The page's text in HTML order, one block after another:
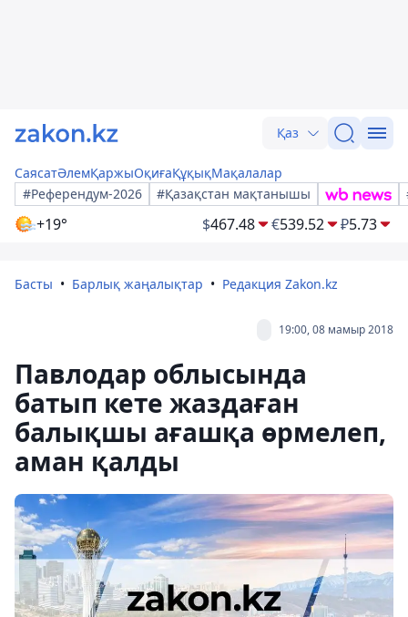
Қаз
СаясатӘлемҚаржыОқиғаҚұқықМақалалар
#Референдум-2026
#Қазақстан мақтанышы
+19° $467.48 €539.52 ₽5.73
Басты Барлық жаңалықтар Редакция Zakon.kz
19:00, 08 мамыр 2018
Павлодар облысында
батып кете жаздаған
балықшы ағашқа өрмелеп,
аман қалды